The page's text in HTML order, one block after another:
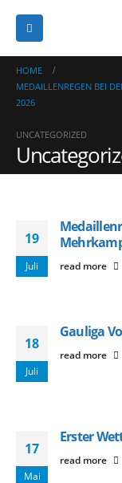
HOME
MEDAILLENREGEN BEI
2026
UNCATEGORIZED
19
Juli read more
18
Juli
Gauliga
read more
17
Mai
Erster
read more